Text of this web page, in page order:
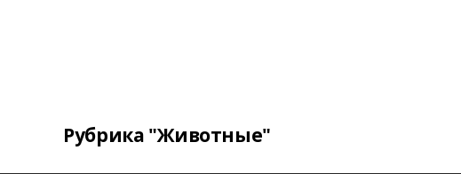
Рубрика "Животные"